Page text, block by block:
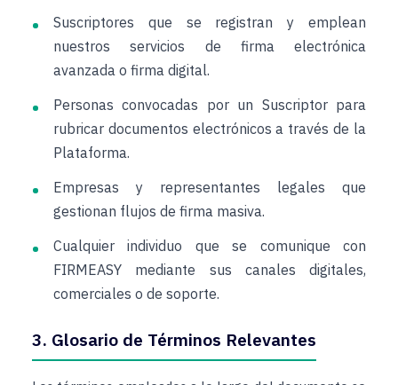
Suscriptores que se registran y emplean
nuestros servicios de firma electrónica
avanzada o firma digital.
Personas convocadas por un Suscriptor para
rubricar documentos electrónicos a través de la
Plataforma.
Empresas y representantes legales que
gestionan flujos de firma masiva.
Cualquier individuo que se comunique con
FIRMEASY mediante sus canales digitales,
comerciales o de soporte.
3. Glosario de Términos Relevantes